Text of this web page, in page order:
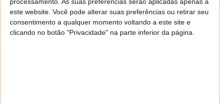
este website. Você pode alterar suas preferências ou retirar seu
consentimento a qualquer momento voltando a este site e
clicando no botão "Privacidade" na parte inferior da página.
Este artigo tem mais de um ano